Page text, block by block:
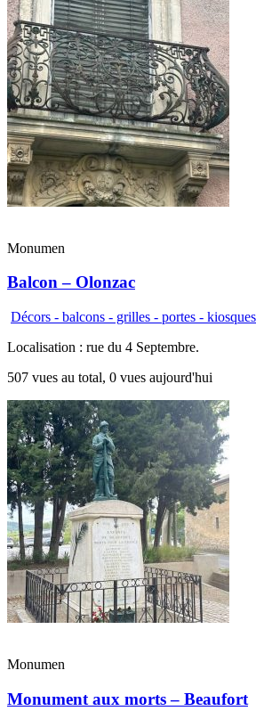
Monumen
Balcon – Olonzac
Décors - balcons - grilles - portes -
Localisation : rue du 4 Septembre.
507 vues au total, 0 vues aujourd'hui
Monumen
Monument aux morts – Beaufort